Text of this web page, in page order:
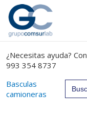
Skip to navigation
Skip to content
Grupo
Materiales de laboratorio
¿Necesitas ayuda?
993 354 8737
Basculas
camioneras
for: